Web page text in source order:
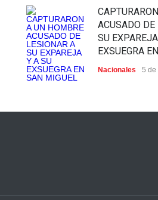
ACUSADO
SU
EXSUEGRA
Nacionales 5 de